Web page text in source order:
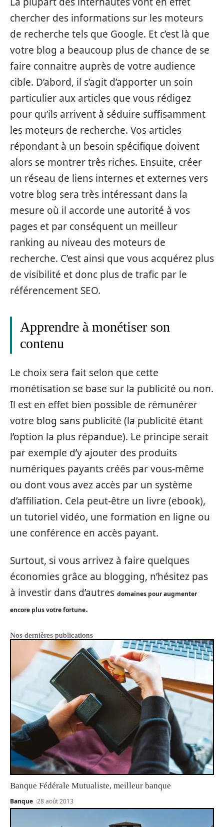
chercher des informations sur les moteurs
de recherche tels que Google. Et c’est là que
votre blog a beaucoup plus de chance de se
faire connaitre auprès de votre audience
cible. D’abord, il s’agit d’apporter un soin
particulier aux articles que vous rédigez
pour qu’ils arrivent à séduire suffisamment
les moteurs de recherche. Vos articles
répondant à un besoin spécifique doivent
alors se montrer très riches. Ensuite, créer
un réseau de liens internes et externes vers
votre blog sera très intéressant dans la
mesure où il accorde une autorité à vos
pages et par conséquent un meilleur
ranking au niveau des moteurs de
recherche. C’est ainsi que vous acquérez plus
de visibilité et donc plus de trafic par le
référencement SEO.
Apprendre à monétiser son
contenu
Le choix sera fait selon que cette
monétisation se base sur la publicité ou non.
Il est en effet bien possible de rémunérer
votre blog sans publicité (la publicité étant
l’option la plus répandue). Le principe serait
par exemple d’y ajouter des produits
numériques payants créés par vous-même
ou dont vous avez accès par un système
d’affiliation. Cela peut-être un livre (ebook),
un tutoriel vidéo, une formation en ligne ou
une conférence en accès payant.
Surtout, si vous arrivez à faire quelques
économies grâce au blogging, n’hésitez pas
à investir dans d’autres domaines pour augmenter
encore plus votre fortune.
Nos dernières publications
Banque Fédérale Mutualiste, meilleur banque
Banque 28 août 2013